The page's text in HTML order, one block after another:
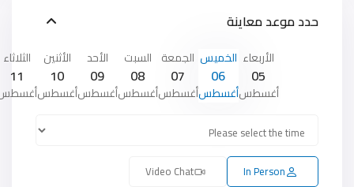
حدد موعد معاينة
الأربعاء
05
أغسطس
الخميس
06
أغسطس
الجمعة
07
أغسطس
السبت
08
أغسطس
الأحد
09
أغسطس
الأثنين
10
أغسطس
الثلاثاء
11
In Person
Video Chat